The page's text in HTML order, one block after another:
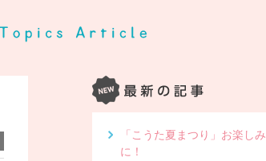
「こうた夏まつり」お楽しみ
に！